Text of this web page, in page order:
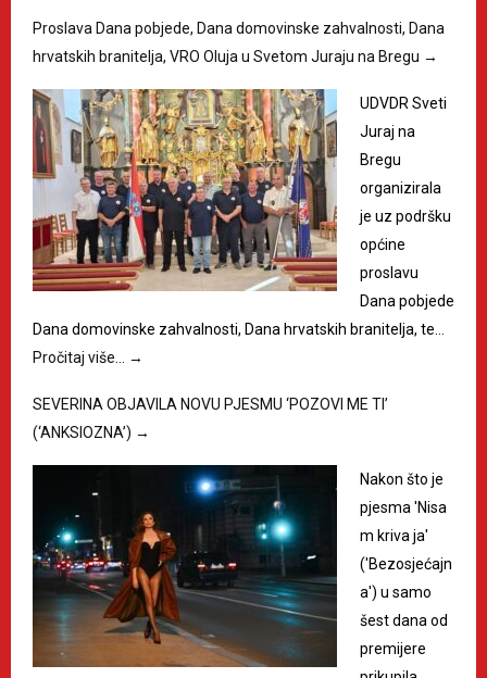
Proslava Dana pobjede, Dana domovinske zahvalnosti, Dana
hrvatskih branitelja, VRO Oluja u Svetom Juraju na Bregu →
UDVDR Sveti
Juraj na
Bregu
organizirala
je uz podršku
općine
proslavu
Dana pobjede
Dana domovinske zahvalnosti, Dana hrvatskih branitelja, te…
Pročitaj više…
→
SEVERINA OBJAVILA NOVU PJESMU ‘POZOVI ME TI’
(‘ANKSIOZNA’) →
Nakon što je
pjesma 'Nisa
m kriva ja'
('Bezosjećajn
a') u samo
šest dana od
premijere